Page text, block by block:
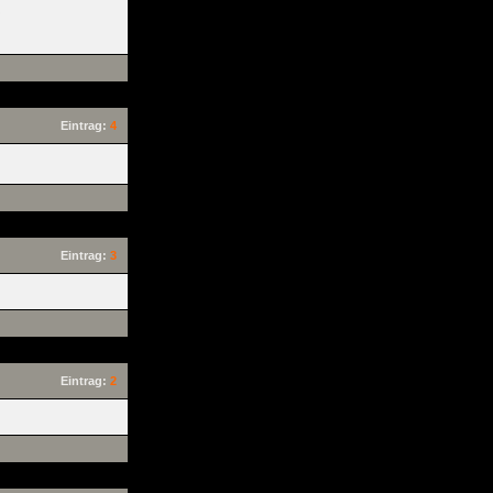
Eintrag: 4
Eintrag: 3
Eintrag: 2